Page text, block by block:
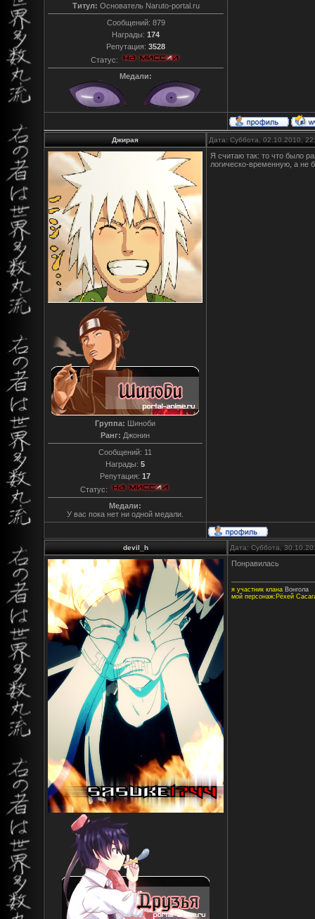
Титул: Основатель Naruto-portal.ru
Сообщений: 879
Награды: 174
Репутация: 3528
Статус:
Медали:
Джирая Дата: Суббота, 02.10.2010,
Группа: Шиноби
Ранг: Джонин
Сообщений: 11
Награды: 5
Репутация: 17
Статус:
Медали:
У вас пока нет ни одной медали.
Я считаю так: то что было
логическо-временную, а не
devil_h Дата: Суббота,
Понравилась
я участник клана Вонгола
мой персонаж:Рёхей